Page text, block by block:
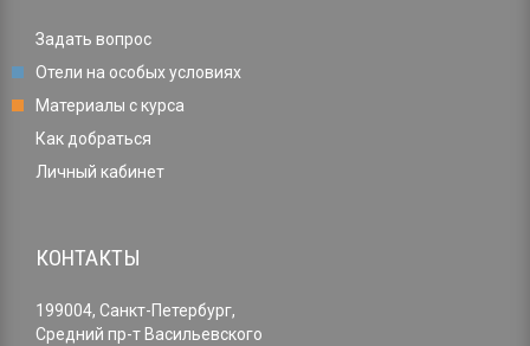
Задать вопрос
Отели на особых условиях
Материалы с курса
Как добраться
Личный кабинет
КОНТАКТЫ
199004, Санкт-Петербург,
Средний пр-т Васильевского